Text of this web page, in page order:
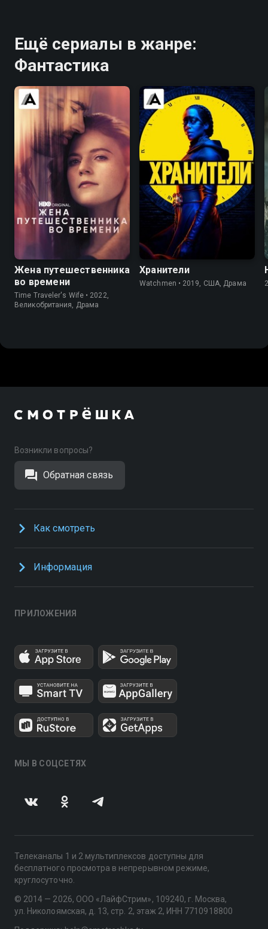
Ещё сериалы в жанре:
Фантастика
7.7
Жена путешественника
во времени
Time Traveler's Wife • 2022,
Великобритания, Драма
8.2
Хранители
Watchmen • 2019, США, Драма
Возникли вопросы?
Обратная связь
Как смотреть
Информация
ПРИЛОЖЕНИЯ
МЫ В СОЦСЕТЯХ
Телеканалы 1 и 2 мультиплексов доступны для
бесплатного просмотра в непрерывном режиме,
круглосуточно.
© 2014 — 2026, ООО «ЛайфСтрим», 109240, г. Москва,
ул. Николоямская, д. 13, стр. 2, этаж 2, ИНН 7710918800